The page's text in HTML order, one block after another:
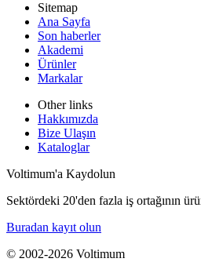
Sitemap
Ana Sayfa
Son haberler
Akademi
Ürünler
Markalar
Other links
Hakkımızda
Bize Ulaşın
Kataloglar
Voltimum'a Kaydolun
Sektördeki 20'den fazla iş ortağının
Buradan kayıt olun
© 2002-2026 Voltimum